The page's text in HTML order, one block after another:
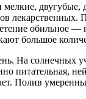
большое
На солнечных
питательная,
Полив